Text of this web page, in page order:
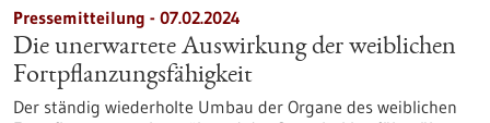
Pressemitteilung - 07.02.2024
Die unerwartete Auswirkung der weiblichen
Fortpflanzungsfähigkeit
Der ständig wiederholte Umbau der Organe des weiblichen